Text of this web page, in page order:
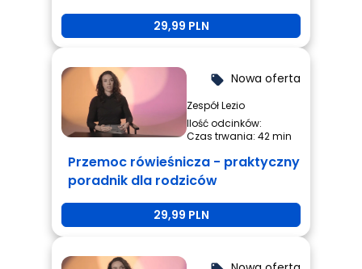
29,99 PLN
local_offer Nowa oferta
Zespół Lezio
Ilość odcinków:
Czas trwania: 42 min
Przemoc rówieśnicza - praktyczny
poradnik dla rodziców
29,99 PLN